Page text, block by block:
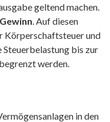
geltend machen.
Gewinn. Auf diesen
Körperschaftsteuer und
Steuerbelastung bis zur
werden.
in den